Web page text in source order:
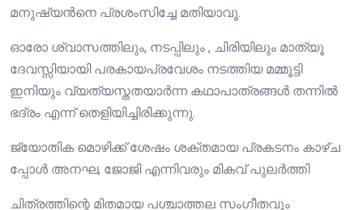
മനുഷ്യൻനെ പ്രശംസിച്ചേ മതിയാവൂ.
ഓരോ ശ്വാസത്തിലും, നടപ്പിലും , ചിരിയിലും മാത്യൂ
ദേവസ്സിയായി പരകായപ്രവേശം നടത്തിയ മമ്മൂട്ടി
ഇനിയും വ്യത്യസ്തതയാർന്ന കഥാപാത്രങ്ങൾ തന്നിൽ
ഭദ്രം എന്ന് തെളിയിച്ചിരിക്കുന്നു.
ജ്യോതിക മൊഴിക്ക് ശേഷം ശക്തമായ പ്രകടനം കാഴ്ച
പ്പോൾ അനഘ, ജോജി എന്നിവരും മികവ് പുലർത്തി
ചിത്രത്തിന്റെ മിതമായ പശ്ചാത്തല സംഗീതവും